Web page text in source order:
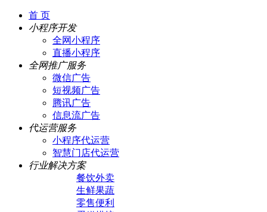
首 页
小程序开发
全网小程序
直播小程序
全网推广服务
微信广告
短视频广告
腾讯广告
信息流广告
代运营服务
小程序代运营
智慧门店代运营
行业解决方案
餐饮外卖
生鲜果蔬
零售便利